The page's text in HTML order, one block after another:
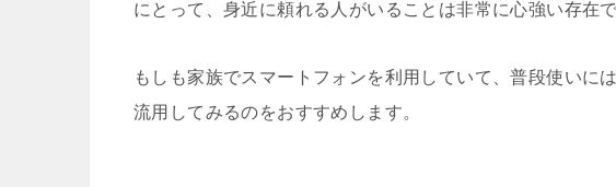
にとって、身近に頼れる人がいることは非常に心強い存在で
もしも家族でスマートフォンを利用していて、普段使いに
流用してみるのをおすすめします。